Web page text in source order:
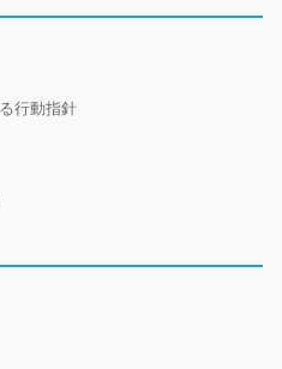
行動指針